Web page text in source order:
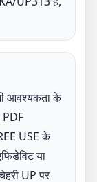
आवश्यकता के
USE के
या
UP पर